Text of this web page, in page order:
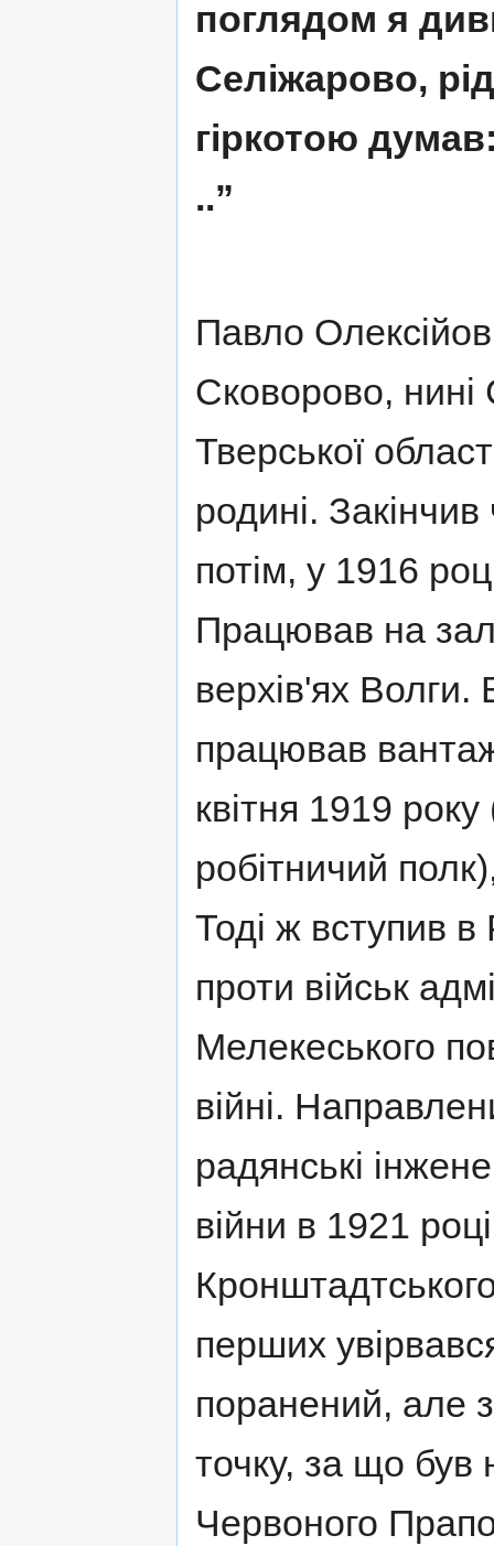
поглядом я
Селіжарово,
гіркотою
..”
Павло
Сковорово, нині
Тверської
родині.
потім, у 1916
Працював на
верхів'ях
працював
квітня 1919
робітничий
Тоді ж вступив
проти військ
Мелекеського
війні.
радянські
війни в 1921
перших
поранений, але
точку, за що
Червоного